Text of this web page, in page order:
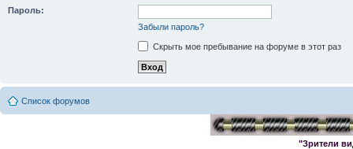
Пароль:
Забыли пароль?
Скрыть мое пребывание на форуме в этот раз
Список форумов
"Зрители